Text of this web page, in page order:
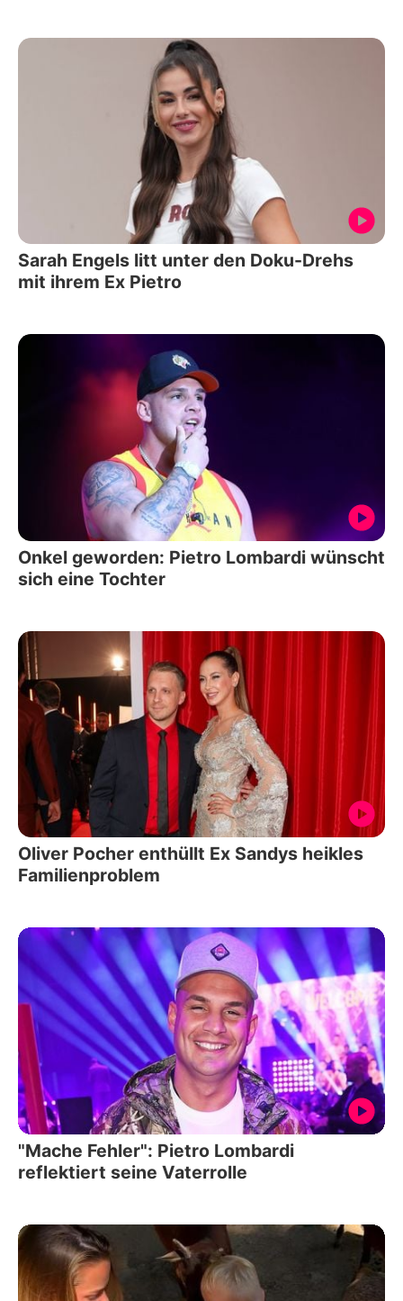
Sarah Engels litt unter den Doku-Drehs
mit ihrem Ex Pietro
Onkel geworden: Pietro Lombardi wünscht
sich eine Tochter
Oliver Pocher enthüllt Ex Sandys heikles
Familienproblem
"Mache Fehler": Pietro Lombardi
reflektiert seine Vaterrolle